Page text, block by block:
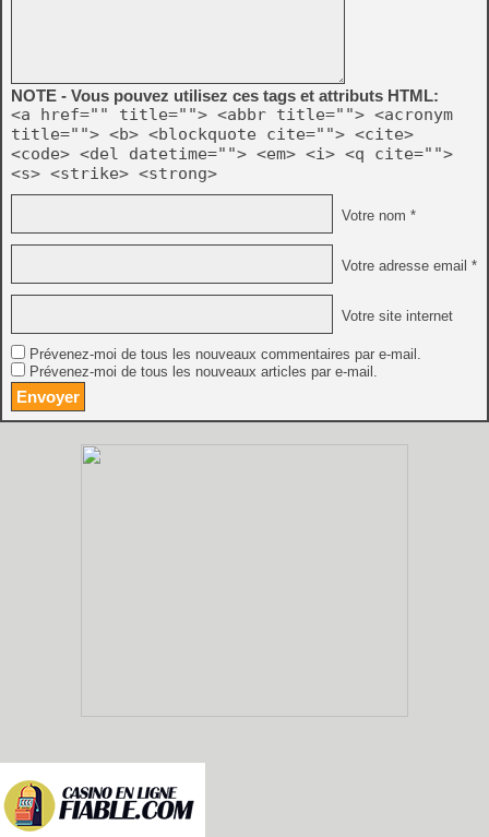
NOTE - Vous pouvez utilisez ces tags et attributs HTML:
<a href="" title=""> <abbr title=""> <acronym
title=""> <b> <blockquote cite=""> <cite>
<code> <del datetime=""> <em> <i> <q cite="">
<s> <strike> <strong>
Votre nom *
Votre adresse email *
Votre site internet
Prévenez-moi de tous les nouveaux commentaires par e-mail.
Prévenez-moi de tous les nouveaux articles par e-mail.